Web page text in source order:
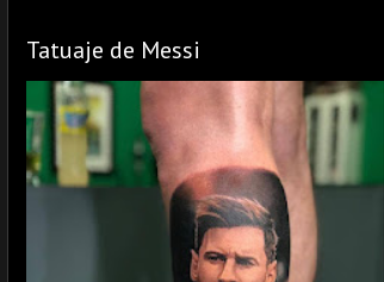
Tatuaje de Messi